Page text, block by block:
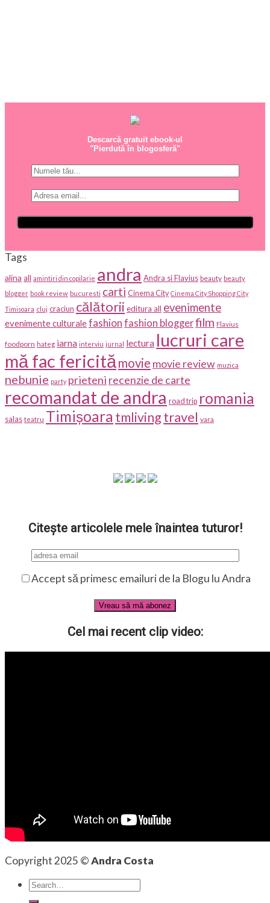
Descarcă gratuit ebook-ul
"Pierdută în blogosferă"
Tags
alina all amintiri din copilarie andra Andra si Flavius beauty beauty
blogger book review bucuresti carti Cinema City Cinema City Shopping City
Timisoara cluj craciun călătorii editura all evenimente
evenimente culturalefashion fashion bloggerfilm Flavius
foodporn hateg iarna interviu jurnal lectura lucruri care
mă fac fericitămovie movie review muzica
nebunie party prieteni recenzie de carte
recomandat de andra road trip romania
salas teatru Timișoara tmlivingtravel vara
Citește articolele mele înaintea tuturor!
Accept să primesc emailuri de la Blogu lu Andra
Cel mai recent clip video:
Copyright 2025 ©Andra Costa